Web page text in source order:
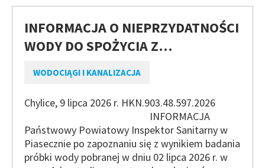
INFORMACJA O NIEPRZYDATNOŚCI
WODY DO SPOŻYCIA Z…
WODOCIĄGI I KANALIZACJA
Chylice, 9 lipca 2026 r. HKN.903.48.597.2026
INFORMACJA
Państwowy Powiatowy Inspektor Sanitarny w
Piasecznie po zapoznaniu się z wynikiem badania
próbki wody pobranej w dniu 02 lipca 2026 r. w